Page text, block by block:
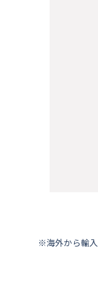
※海外から輸